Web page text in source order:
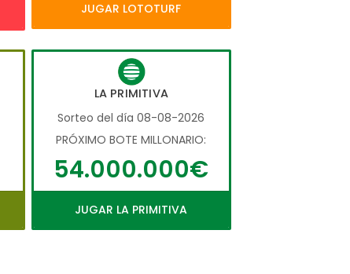
JUGAR LOTOTURF
LA PRIMITIVA
Sorteo del día 08-08-2026
PRÓXIMO BOTE MILLONARIO:
54.000.000€
JUGAR LA PRIMITIVA